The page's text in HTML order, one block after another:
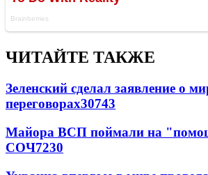
ЧИТАЙТЕ ТАКЖЕ
Зеленский сделал заявление о
переговорах30743
Майора ВСП поймали на
СОЧ7230